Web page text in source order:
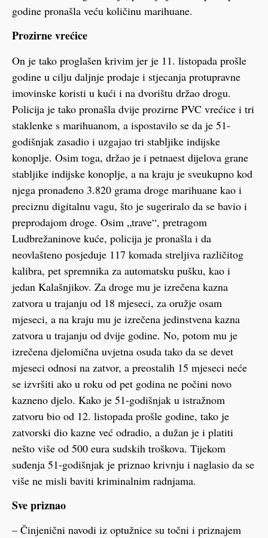
godine pronašla veću količinu marihuane.
Prozirne vrećice
On je tako proglašen krivim jer je 11. listopada prošle
godine u cilju daljnje prodaje i stjecanja protupravne
imovinske koristi u kući i na dvorištu držao drogu.
Policija je tako pronašla dvije prozirne PVC vrećice i tri
staklenke s marihuanom, a ispostavilo se da je 51-
godišnjak zasadio i uzgajao tri stabljike indijske
konoplje. Osim toga, držao je i petnaest dijelova grane
stabljike indijske konoplje, a na kraju je sveukupno kod
njega pronađeno 3.820 grama droge marihuane kao i
preciznu digitalnu vagu, što je sugeriralo da se bavio i
preprodajom droge. Osim „trave“, pretragom
Ludbrežaninove kuće, policija je pronašla i da
neovlašteno posjeduje 117 komada streljiva različitog
kalibra, pet spremnika za automatsku pušku, kao i
jedan Kalašnjikov. Za droge mu je izrečena kazna
zatvora u trajanju od 18 mjeseci, za oružje osam
mjeseci, a na kraju mu je izrečena jedinstvena kazna
zatvora u trajanju od dvije godine. No, potom mu je
izrečena djelomična uvjetna osuda tako da se devet
mjeseci odnosi na zatvor, a preostalih 15 mjeseci neće
se izvršiti ako u roku od pet godina ne počini novo
kazneno djelo. Kako je 51-godišnjak u istražnom
zatvoru bio od 12. listopada prošle godine, tako je
zatvorski dio kazne već odradio, a dužan je i platiti
nešto više od 500 eura sudskih troškova. Tijekom
suđenja 51-godišnjak je priznao krivnju i naglasio da se
više ne misli baviti kriminalnim radnjama.
Sve priznao
– Činjenični navodi iz optužnice su točni i priznajem